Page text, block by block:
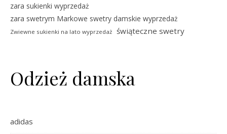
zara sukienki wyprzedaż
zara swetrym Markowe swetry damskie wyprzedaż
Zwiewne sukienki na lato wyprzedaż świąteczne swetry
Odzież damska
adidas